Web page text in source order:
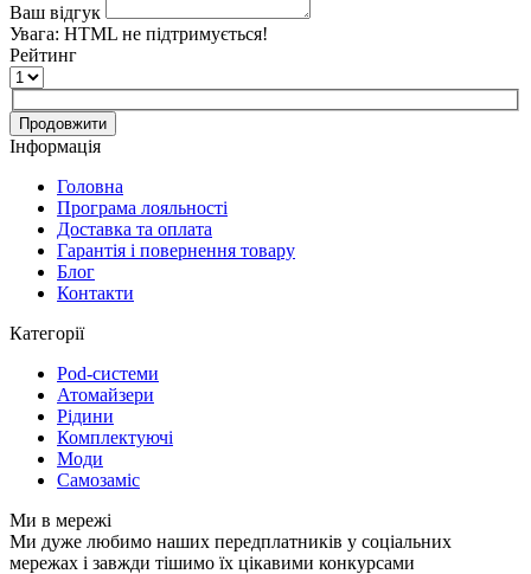
Ваш відгук
Увага: HTML не підтримується!
Рейтинг
Продовжити
Інформація
Головна
Програма лояльності
Доставка та оплата
Гарантія і повернення товару
Блог
Контакти
Категорії
Pod-системи
Атомайзери
Рідини
Комплектуючі
Моди
Самозаміс
Ми в мережі
Ми дуже любимо наших передплатників у соціальних
мережах і завжди тішимо їх цікавими конкурсами